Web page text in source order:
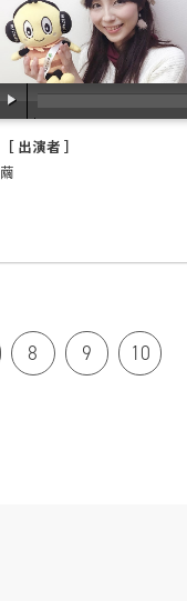
［ 出演者 ］
繭
8 9 10